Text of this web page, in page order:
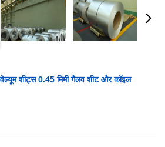
शीट्स 0.45 मिमी गैलव शीट और कॉइल